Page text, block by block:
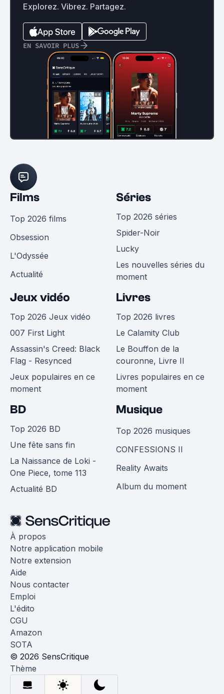
Explorez. Vibrez. Partagez.
EN SAVOIR PLUS
Films
Top 2026 films
Obsession
L'Odyssée
Actualité
Séries
Top 2026 séries
Spider-Noir
Lucky
Les nouvelles séries du
moment
Jeux vidéo
Top 2026 Jeux vidéo
007 First Light
Assassin's Creed: Black
Flag - Resynced
Jeux populaires en ce
moment
Livres
Top 2026 livres
Le Calamity Club
Le Bouffon de la
couronne, Livre II
Livres populaires en ce
moment
BD
Top 2026 BD
Une fête sans fin
La Naissance de Loki -
One Piece, tome 113
Actualité BD
Musique
Top 2026 musiques
CONFESSIONS II
Reality Awaits
Album du moment
À propos
Notre application mobile
Notre extension
Aide
Nous contacter
Emploi
L'édito
CGU
Amazon
SOTA
© 2026 SensCritique
Thème